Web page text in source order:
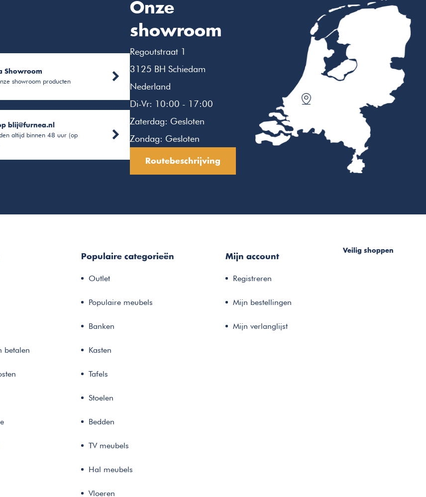
Showroom
showroom producten
blij@furnea.nl
altijd binnen 48 uur (op
Onze
showroom
Regoutstraat 1
3125 BH Schiedam
Nederland
Di-Vr: 10:00 - 17:00
Zaterdag: Gesloten
Zondag: Gesloten
Routebeschrijving
betalen
Populaire categorieën
Outlet
Populaire meubels
Banken
Kasten
Tafels
Stoelen
Bedden
TV meubels
Hal meubels
Vloeren
Mijn account
Registreren
Mijn bestellingen
Mijn verlanglijst
Veilig shoppen